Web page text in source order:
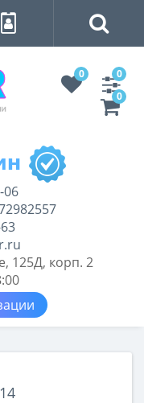
0
0
0
06
125Д, корп. 2